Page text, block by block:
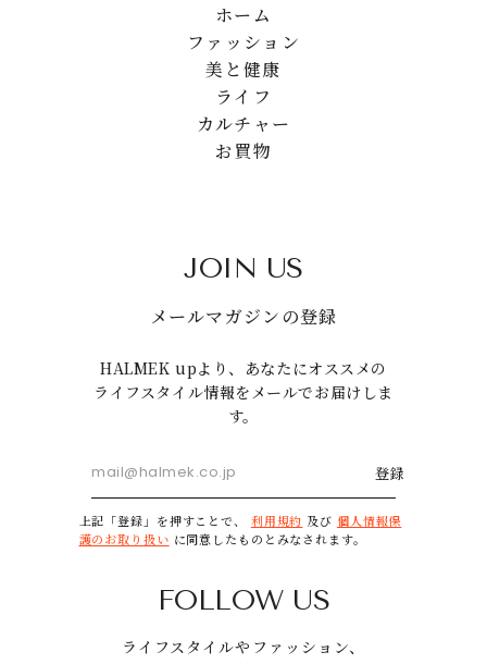
ホーム
ファッション
美と健康
ライフ
カルチャー
お買物
JOIN US
メールマガジンの登録
HALMEK upより、あなたにオススメの
ライフスタイル情報をメールでお届けしま
す。
登録
上記「登録」を押すことで、 利用規約 及び 個人情報保
護のお取り扱い に同意したものとみなされます。
FOLLOW US
ライフスタイルやファッション、